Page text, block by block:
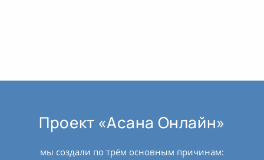
Проект «Асана Онлайн»
мы создали по трём основным причинам: